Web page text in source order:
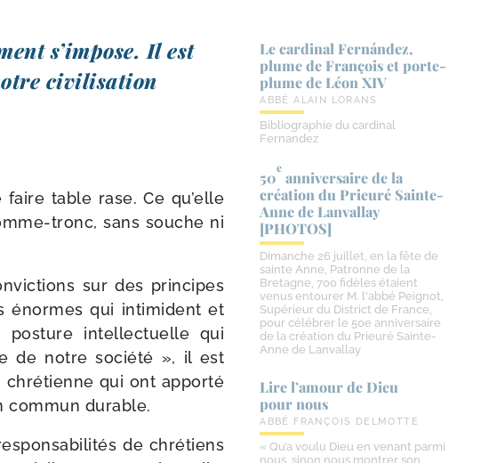
s’impose. Il est
civi­li­sa­tion
table rase. Ce qu’elle
​tronc, sans souche ni
sur des prin­cipes
énormes qui inti­mident et
pos­ture intel­lec­tuelle qui
de notre socié­té », il est
qui ont appor­té
com­mun durable.
de chré­tiens
Le cardinal Fernández,
plume de François et porte-​
plume de Léon XIV
ABBÉ ALAIN LORANS
Bibliographie du cardinal
Fernandez
50
e
anniversaire de la
création du Prieuré Sainte-​
Anne de Lanvallay
[PHOTOS]
Dimanche 26 juillet, en la fête de
sainte Anne, Patronne de la
Bretagne, 700 fidèles étaient
venus entourer M. l'abbé Peignot,
Supérieur du District de France,
pour célébrer le 50e anniversaire
de la création du Prieuré Sainte-
Anne de Lanvallay
Lire l’amour de Dieu
pour nous
ABBÉ FRANÇOIS DELMOTTE
« Qu’a voulu Dieu en venant parmi
nous, sinon nous montrer son